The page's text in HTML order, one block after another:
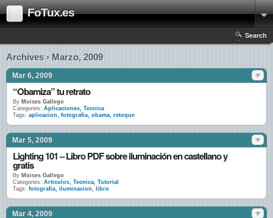
FoTux.es
Search
Archives › Marzo, 2009
Mar 6, 2009
“Obamiza” tu retrato
By Moises Gallego
Categories: Aplicaciones, Tecnica
Tags: aplicacion, fotografia, obama, retoque
Mar 5, 2009
Lighting 101 – Libro PDF sobre iluminación en castellano y
gratis
By Moises Gallego
Categories: Articulos, Tecnica, Tutorial
Tags: fotografia, iluminacion, libro
Mar 4, 2009